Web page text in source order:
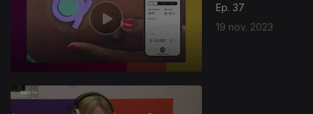
Ep. 37
19 nov. 2023